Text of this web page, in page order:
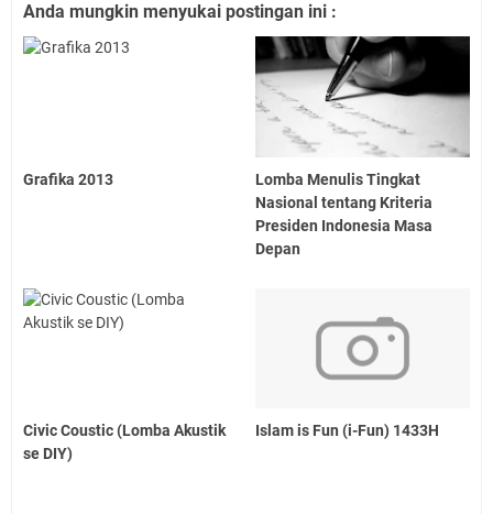
Anda mungkin menyukai postingan ini :
Grafika 2013
Lomba Menulis Tingkat
Nasional tentang Kriteria
Presiden Indonesia Masa
Depan
Civic Coustic (Lomba Akustik
se DIY)
Islam is Fun (i-Fun) 1433H